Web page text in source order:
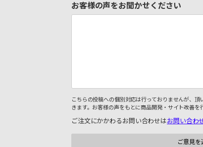
お客様の声をお聞かせください
こちらの投稿への個別対応は行っておりませんが、
きます。お客様の声をもとに商品開発・サイト改善を
ご注文にかかわるお問い合わせはお問い合わ